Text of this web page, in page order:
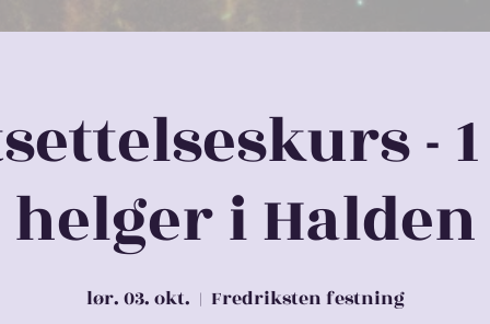
-
helger i Halden
lør. 03. okt.
  |
Fredriksten festning